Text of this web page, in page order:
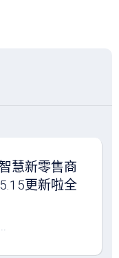
慧新零售商
更新啦全